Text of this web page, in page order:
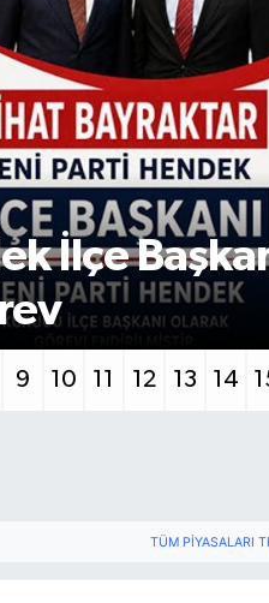
9 10 11 12 13 14
TÜM PIYASALARI